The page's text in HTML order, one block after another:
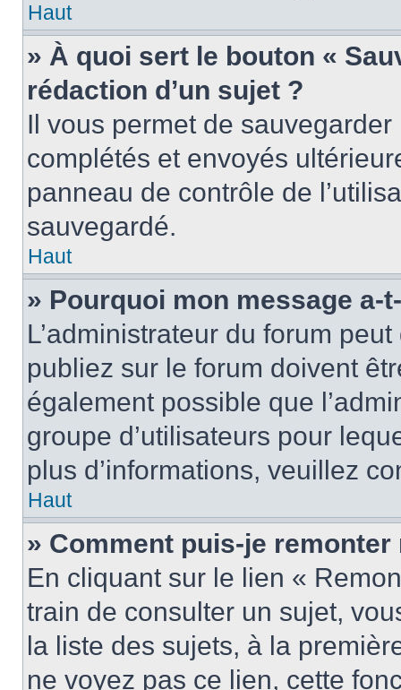
Haut
» À quoi sert le bouton «
rédaction d’un sujet ?
Il vous permet de
complétés et envoyés
panneau de contrôle de
sauvegardé.
Haut
» Pourquoi mon message a-
L’administrateur du forum
publiez sur le forum doivent
également possible que
groupe d’utilisateurs pour
plus d’informations, veuillez
Haut
» Comment puis-je
En cliquant sur le lien «
train de consulter un sujet,
la liste des sujets, à la
ne voyez pas ce lien, cette